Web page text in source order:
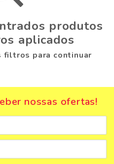
produtos
aplicados
filtros para continuar
nossas ofertas!